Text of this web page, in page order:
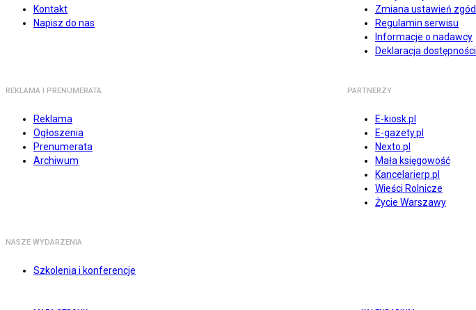
Kontakt
Napisz do nas
Zmiana ustawień zgód
Regulamin serwisu
Informacje o nadawcy
Deklaracja dostępności
REKLAMA I PRENUMERATA
Reklama
Ogłoszenia
Prenumerata
Archiwum
PARTNERZY
E-kiosk.pl
E-gazety.pl
Nexto.pl
Mała księgowość
Kancelarierp.pl
Wieści Rolnicze
Życie Warszawy
NASZE WYDARZENIA
Szkolenia i konferencje